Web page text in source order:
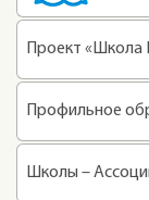
Проект
Профильное
Школы –